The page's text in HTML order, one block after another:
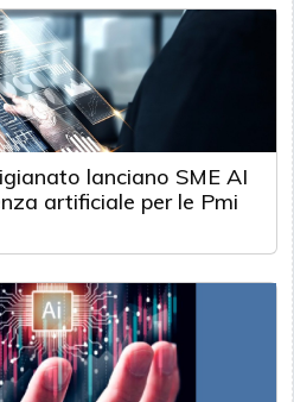
lanciano SME AI
artificiale per le Pmi